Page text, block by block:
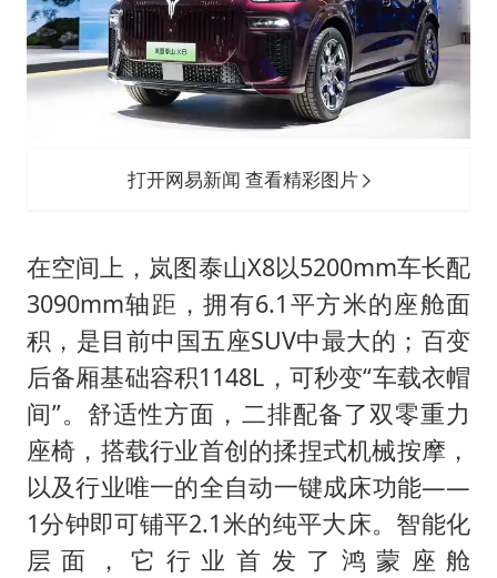
打开网易新闻 查看精彩图片
在空间上，岚图泰山X8以5200mm车长配
3090mm轴距，拥有6.1平方米的座舱面
积，是目前中国五座SUV中最大的；百变
后备厢基础容积1148L，可秒变“车载衣帽
间”。舒适性方面，二排配备了双零重力
座椅，搭载行业首创的揉捏式机械按摩，
以及行业唯一的全自动一键成床功能——
1分钟即可铺平2.1米的纯平大床。智能化
层面，它行业首发了鸿蒙座舱